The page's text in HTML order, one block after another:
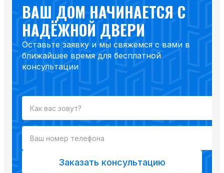
ВАШ ДОМ НАЧИНАЕТСЯ С
НАДЁЖНОЙ ДВЕРИ
Оставьте заявку и мы свяжемся с вами в
ближайшее время для бесплатной
консультации
Заказать консультацию